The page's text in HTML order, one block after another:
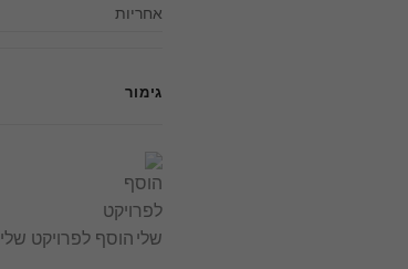
אחריות
גימור
הוסף לפרויקט שלי